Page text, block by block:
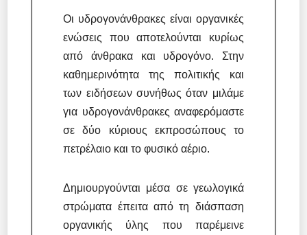
Οι υδρογονάνθρακες είναι οργανικές
ενώσεις που αποτελούνται κυρίως
από άνθρακα και υδρογόνο. Στην
καθημερινότητα της πολιτικής και
των ειδήσεων συνήθως όταν μιλάμε
για υδρογονάνθρακες αναφερόμαστε
σε δύο κύριους εκπροσώπους το
πετρέλαιο και το φυσικό αέριο.
Δημιουργούνται μέσα σε γεωλογικά
στρώματα έπειτα από τη διάσπαση
οργανικής ύλης που παρέμεινε